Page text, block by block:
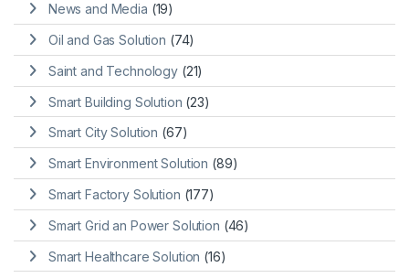
News and Media (19)
Oil and Gas Solution (74)
Saint and Technology (21)
Smart Building Solution (23)
Smart City Solution (67)
Smart Environment Solution (89)
Smart Factory Solution (177)
Smart Grid an Power Solution (46)
Smart Healthcare Solution (16)